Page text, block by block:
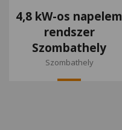
4,8 kW-os napelem
rendszer
Szombathely
Szombathely